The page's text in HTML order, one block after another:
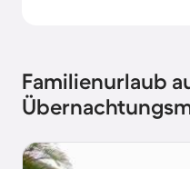
Familienurlaub